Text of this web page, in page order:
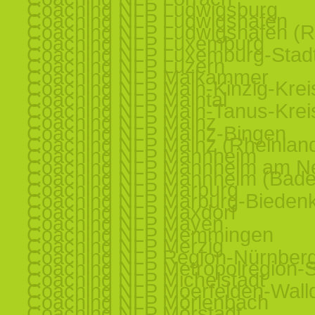
Coaching NLP Ludwigsburg
Coaching NLP Ludwigshafen
Coaching NLP Ludwigshafen
Coaching NLP Luxemburg
Coaching NLP Luxemburg-
Coaching NLP Luzern
Coaching NLP Maikammer
Coaching NLP Main-Kinzig-
Coaching NLP Maintal
Coaching NLP Main-Tanus-
Coaching NLP Mainz
Coaching NLP Mainz-Bingen
Coaching NLP Mainz
Coaching NLP Mannheim
Coaching NLP Mannheim am
Coaching NLP Mannheim
Coaching NLP Marburg
Coaching NLP Marburg-
Coaching NLP Maxdorf
Coaching NLP Mayen
Coaching NLP Memmingen
Coaching NLP Merzig
Coaching NLP Region-
Coaching NLP Metropolregion-
Coaching NLP Michelstadt
Coaching NLP Moerfelden-
Coaching NLP Mörlenbach